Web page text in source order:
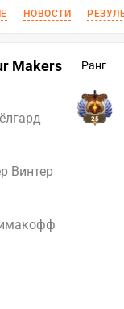
НОВОСТИ
Makers Ранг
25
Винтер